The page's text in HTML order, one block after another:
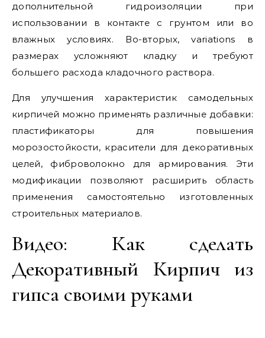
дополнительной гидроизоляции при
использовании в контакте с грунтом или во
влажных условиях. Во-вторых, variations в
размерах усложняют кладку и требуют
большего расхода кладочного раствора.
Для улучшения характеристик самодельных
кирпичей можно применять различные добавки:
пластификаторы для повышения
морозостойкости, красители для декоративных
целей, фиброволокно для армирования. Эти
модификации позволяют расширить область
применения самостоятельно изготовленных
строительных материалов.
Видео: Как сделать
Декоративный Кирпич из
гипса своими руками